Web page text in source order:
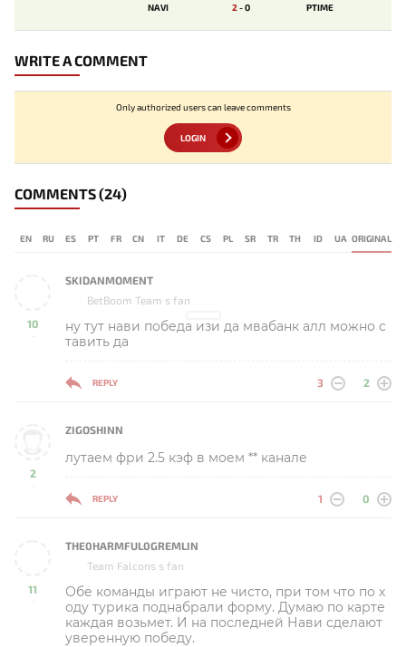
NAVI 2-0 PTIME
WRITE A COMMENT
Only authorized users can leave comments
LOGIN
COMMENTS(24)
EN RU ES PT FR CN IT DE CS PL SR TR TH ID UA ORIGINAL
10
-
SKIDANMOMENT
BetBoom Team s fan
ну тут нави победа изи да мвабанк алл можно с
тавить да
REPLY 3 2
2
-
ZIGOSHINN
лутаем фри 2.5 кэф в моем ** канале
REPLY 1 0
11
-
THE0HARMFUL0GREMLIN
Team Falcons s fan
Обе команды играют не чисто, при том что по х
оду турика поднабрали форму. Думаю по карте
каждая возьмет. И на последней Нави сделают
уверенную победу.